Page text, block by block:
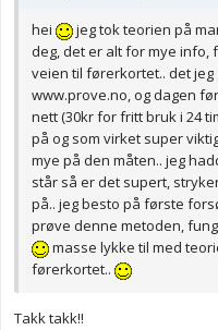
hei
jeg tok teorien på
deg, det er alt for mye info,
veien til førerkortet.. det
www.prove.no, og dagen
nett (30kr for fritt bruk i 24
på og som virket super
mye på den måten.. jeg
står så er det supert,
på.. jeg besto på første
prøve denne metoden,
masse lykke til med
førerkortet..
Takk takk!!